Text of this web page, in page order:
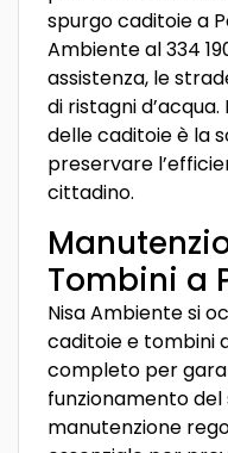
spurgo caditoie a
Ambiente al 334
assistenza, le
di ristagni
delle caditoie è la
preservare
cittadino.
Tombini a
Nisa Ambiente si
caditoie e tombini
completo per
funzionamento del
manutenzione